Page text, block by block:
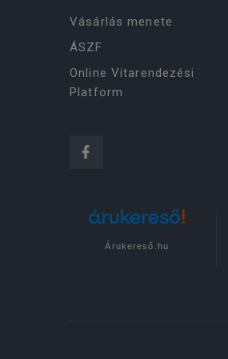
Vásárlás menete
ÁSZF
Online Vitarendezési
Platform
Árukereső.hu